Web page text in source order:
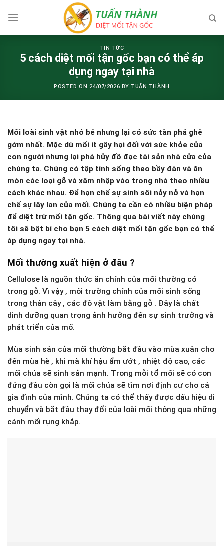
TIN TỨC
5 cách diệt mối tận gốc bạn có thể áp
dụng ngay tại nhà
POSTED ON 24/07/2026 BY TUẤN THÀNH
Mối loài sinh vật nhỏ bé nhưng lại có sức tàn phá ghê
gớm nhất. Mặc dù mối ít gây hại đối với sức khỏe của
con người nhưng lại phá hủy đồ đạc tài sản nhà cửa của
chúng ta. Chúng có tập tính sống theo bầy đàn và ăn
mòn các loại gỗ và xâm nhập vào trong nhà theo nhiều
cách khác nhau. Để hạn chế sự sinh sôi nảy nở và hạn
chế sự lây lan của mối. Chúng ta cần có nhiều biện pháp
để diệt trừ mối tận gốc. Thông qua bài viết này chúng
tôi sẽ bật bí cho bạn 5 cách diệt mối tận gốc bạn có thể
áp dụng ngay tại nhà.
Mối thường xuất hiện ở đâu ?
Cellulose là nguồn thức ăn chính của mối thường có
trong gỗ. Vì vậy , môi trường chính của mối sinh sống
trong thân cây , các đồ vật làm bằng gỗ . Đây là chất
dinh dưỡng quan trọng ảnh hưởng đến sự sinh trưởng và
phát triển của mố.
Mùa sinh sản của mối thường bắt đầu vào mùa xuân cho
đến mùa hè , khi mà khí hậu ẩm ướt , nhiệt độ cao, các
mối chúa sẽ sinh sản mạnh. Trong mỗi tổ mối sẽ có con
đứng đầu còn gọi là mối chúa sẽ tìm nơi định cư cho cả
gia đình của mình. Chúng ta có thể thấy được dấu hiệu di
chuyển và bắt đầu thay đổi của loài mối thông qua những
cánh mối rụng khắp.